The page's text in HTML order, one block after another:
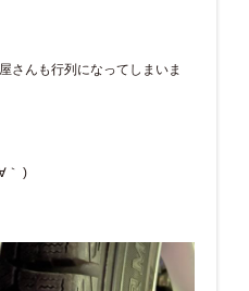
さんも行列になってしまいま
｀ )